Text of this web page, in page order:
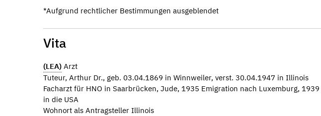
*Aufgrund rechtlicher Bestimmungen ausgeblendet
Vita
(LEA) Arzt
Tuteur, Arthur Dr., geb. 03.04.1869 in Winnweiler, verst. 30.04.1947 in Illinois
Facharzt für HNO in Saarbrücken, Jude, 1935 Emigration nach Luxemburg, 1939
in die USA
Wohnort als Antragsteller Illinois